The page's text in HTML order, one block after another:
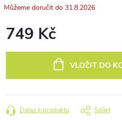
31.8.2026
749 Kč
VLOŽIT DO
Dotaz k produktu Sdílet